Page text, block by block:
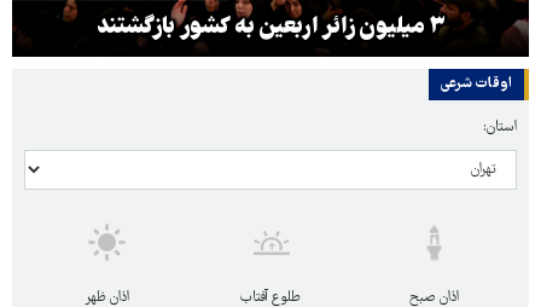
۳ میلیون زائر اربعین به کشور بازگشتند
اوقات شرعی
استان:
اذان صبح
طلوع آفتاب
اذان ظهر